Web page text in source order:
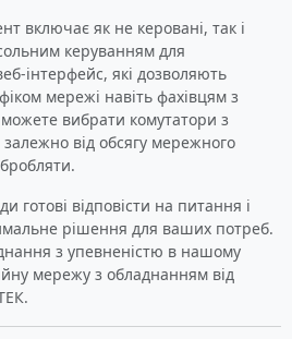
включає як не керовані, так і
керуванням для
інтерфейс, які дозволяють
мережі навіть фахівцям з
вибрати комутатори з
залежно від обсягу мережного
готові відповісти на питання і
рішення для ваших потреб.
з упевненістю в нашому
мережу з обладнанням від